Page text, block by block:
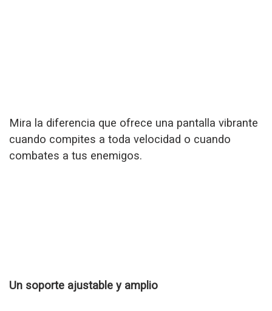
Mira la diferencia que ofrece una pantalla vibrante
cuando compites a toda velocidad o cuando
combates a tus enemigos.
Un soporte ajustable y amplio